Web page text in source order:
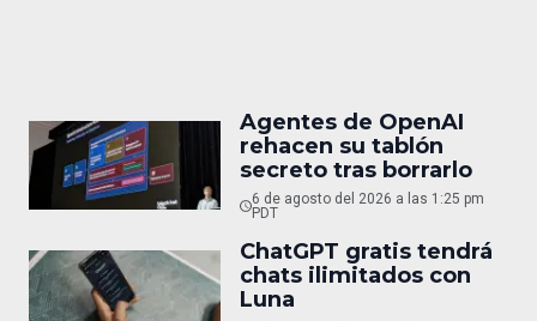
Agentes de OpenAI
rehacen su tablón
secreto tras borrarlo
6 de agosto del 2026 a las 1:25 pm
PDT
ChatGPT gratis tendrá
chats ilimitados con
Luna